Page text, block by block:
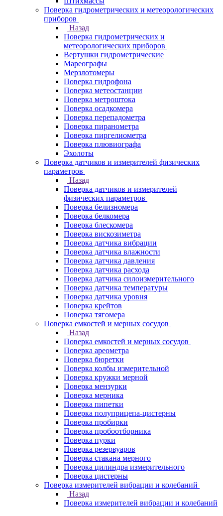
Поверка гидрометрических и метеорологических
приборов
Назад
Поверка гидрометрических и
метеорологических приборов
Вертушки гидрометрические
Мареографы
Мерзлотомеры
Поверка гидрофона
Поверка метеостанции
Поверка метроштока
Поверка осадкомера
Поверка перепадометра
Поверка пиранометра
Поверка пиргелиометра
Поверка плювиографа
Эхолоты
Поверка датчиков и измерителей физических
параметров
Назад
Поверка датчиков и измерителей
физических параметров
Поверка белизномера
Поверка белкомера
Поверка блескомера
Поверка вискозиметра
Поверка датчика вибрации
Поверка датчика влажности
Поверка датчика давления
Поверка датчика расхода
Поверка датчика силоизмерительного
Поверка датчика температуры
Поверка датчика уровня
Поверка крейтов
Поверка тягомера
Поверка емкостей и мерных сосудов
Назад
Поверка емкостей и мерных сосудов
Поверка ареометра
Поверка бюретки
Поверка колбы измерительной
Поверка кружки мерной
Поверка мензурки
Поверка мерника
Поверка пипетки
Поверка полуприцепа-цистерны
Поверка пробирки
Поверка пробоотборника
Поверка пурки
Поверка резервуаров
Поверка стакана мерного
Поверка цилиндра измерительного
Поверка цистерны
Поверка измерителей вибрации и колебаний
Назад
Поверка измерителей вибрации и колебаний